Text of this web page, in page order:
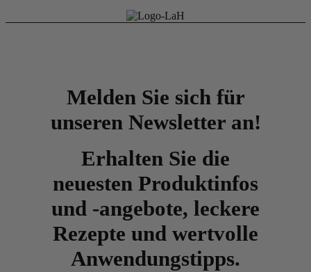
Melden Sie sich für
unseren Newsletter an!
Erhalten Sie die
neuesten Produktinfos
und -angebote, leckere
Rezepte und wertvolle
Anwendungstipps.